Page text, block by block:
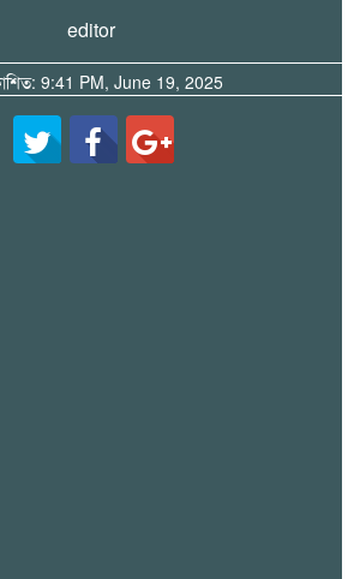
editor
9:41 PM, June 19, 2025